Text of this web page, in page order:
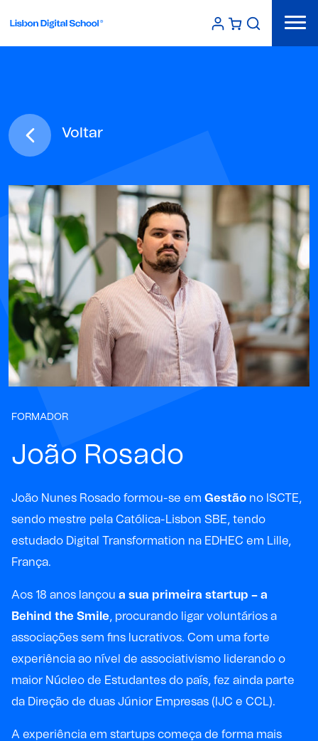
Voltar
FORMADOR
João Rosado
João Nunes Rosado formou-se em Gestão no ISCTE,
sendo mestre pela Católica-Lisbon SBE, tendo
estudado Digital Transformation na EDHEC em Lille,
França.
Aos 18 anos lançou a sua primeira startup – a
Behind the Smile, procurando ligar voluntários a
associações sem fins lucrativos. Com uma forte
experiência ao nível de associativismo liderando o
maior Núcleo de Estudantes do país, fez ainda parte
da Direção de duas Júnior Empresas (IJC e CCL).
A experiência em startups começa de forma mais